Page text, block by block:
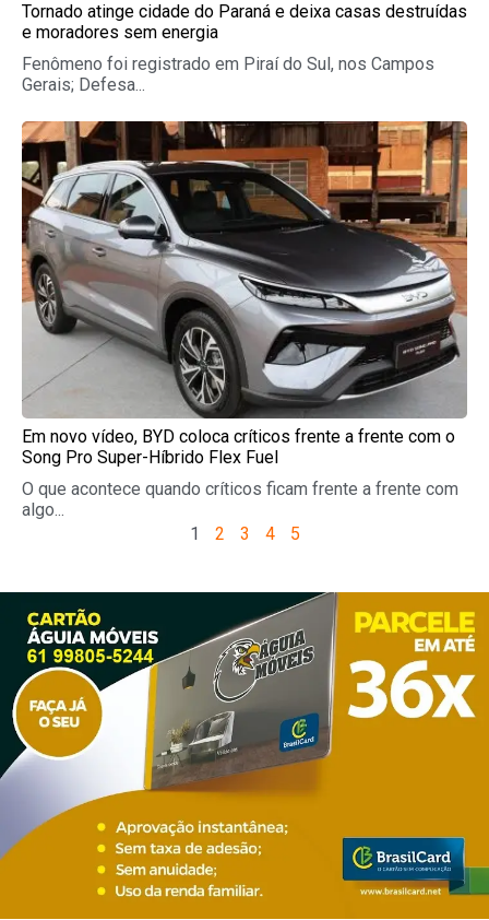
Tornado atinge cidade do Paraná e deixa casas destruídas
e moradores sem energia
Fenômeno foi registrado em Piraí do Sul, nos Campos
Gerais; Defesa...
Em novo vídeo, BYD coloca críticos frente a frente com o
Song Pro Super-Híbrido Flex Fuel
O que acontece quando críticos ficam frente a frente com
algo...
1
2 3 4 5